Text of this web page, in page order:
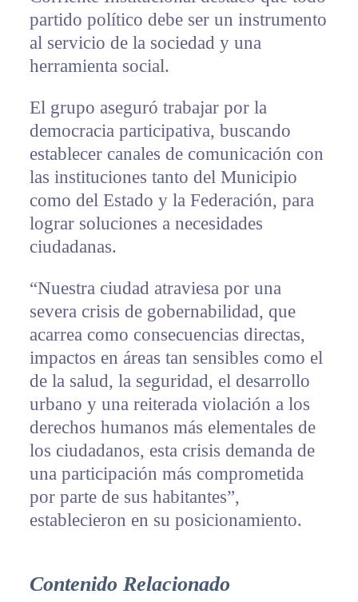
partido político debe ser un instrumento
al servicio de la sociedad y una
herramienta social.
El grupo aseguró trabajar por la
democracia participativa, buscando
establecer canales de comunicación con
las instituciones tanto del Municipio
como del Estado y la Federación, para
lograr soluciones a necesidades
ciudadanas.
“Nuestra ciudad atraviesa por una
severa crisis de gobernabilidad, que
acarrea como consecuencias directas,
impactos en áreas tan sensibles como el
de la salud, la seguridad, el desarrollo
urbano y una reiterada violación a los
derechos humanos más elementales de
los ciudadanos, esta crisis demanda de
una participación más comprometida
por parte de sus habitantes”,
establecieron en su posicionamiento.
Contenido Relacionado